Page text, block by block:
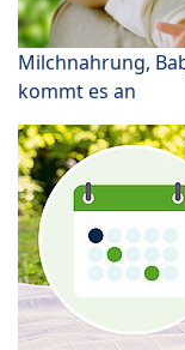
Milchnahrung,
kommt es an